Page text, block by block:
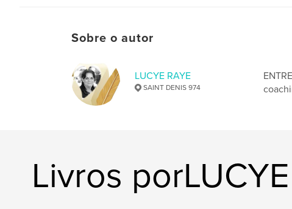
Sobre o autor
LUCYE RAYE
SAINT DENIS 974
Livros